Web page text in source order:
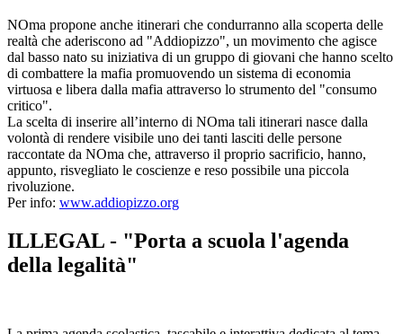
NOma propone anche itinerari che condurranno alla scoperta delle
realtà che aderiscono ad "Addiopizzo", un movimento che agisce
dal basso nato su iniziativa di un gruppo di giovani che hanno scelto
di combattere la mafia promuovendo un sistema di economia
virtuosa e libera dalla mafia attraverso lo strumento del "consumo
critico".
La scelta di inserire all’interno di NOma tali itinerari nasce dalla
volontà di rendere visibile uno dei tanti lasciti delle persone
raccontate da NOma che, attraverso il proprio sacrificio, hanno,
appunto, risvegliato le coscienze e reso possibile una piccola
rivoluzione.
Per info: www.addiopizzo.org
ILLEGAL - "Porta a scuola l'agenda
della legalità"